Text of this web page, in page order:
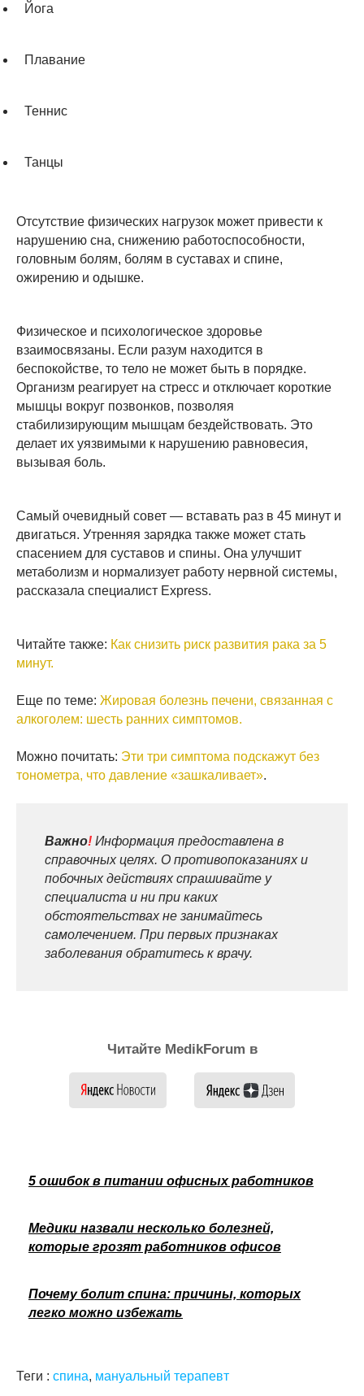
Йога
Плавание
Теннис
Танцы
Отсутствие физических нагрузок может привести к
нарушению сна, снижению работоспособности,
головным болям, болям в суставах и спине,
ожирению и одышке.
Физическое и психологическое здоровье
взаимосвязаны. Если разум находится в
беспокойстве, то тело не может быть в порядке.
Организм реагирует на стресс и отключает короткие
мышцы вокруг позвонков, позволяя
стабилизирующим мышцам бездействовать. Это
делает их уязвимыми к нарушению равновесия,
вызывая боль.
Самый очевидный совет — вставать раз в 45 минут и
двигаться. Утренняя зарядка также может стать
спасением для суставов и спины. Она улучшит
метаболизм и нормализует работу нервной системы,
рассказала специалист Express.
Читайте также: Как снизить риск развития рака за 5
минут.
Еще по теме: Жировая болезнь печени, связанная с
алкоголем: шесть ранних симптомов.
Можно почитать: Эти три симптома подскажут без
тонометра, что давление «зашкаливает».
Важно! Информация предоставлена в
справочных целях. О противопоказаниях и
побочных действиях спрашивайте у
специалиста и ни при каких
обстоятельствах не занимайтесь
самолечением. При первых признаках
заболевания обратитесь к врачу.
Читайте MedikForum в
5 ошибок в питании офисных работников
Медики назвали несколько болезней,
которые грозят работников офисов
Почему болит спина: причины, которых
легко можно избежать
Теги : спина, мануальный терапевт